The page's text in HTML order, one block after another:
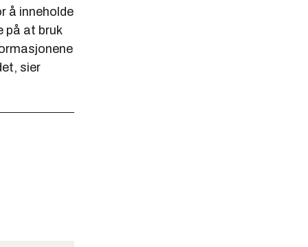
å inneholde
på at bruk
sier